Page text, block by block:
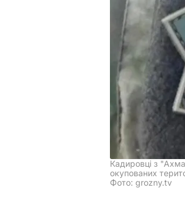
Кадировці з
окупованих
Фото: grozny.tv